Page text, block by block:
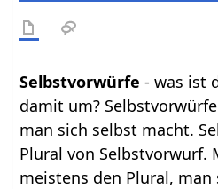
Selbstvorwürfe - was ist
damit um?
man sich selbst macht.
Plural von Selbstvorwurf.
meistens den Plural,